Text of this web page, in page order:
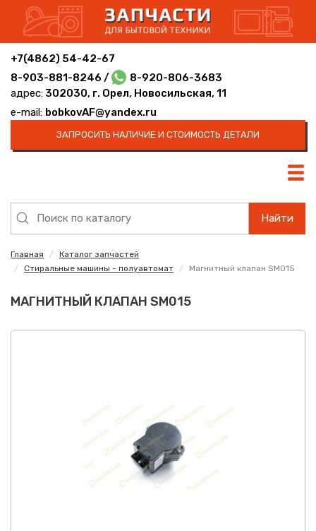
+7(4862) 54-42-67
8-903-881-8246 /
8-920-806-3683
адрес: 302030, г. Орел, Новосильская, 11
e-mail: bobkovAF@yandex.ru
ЗАПРОСИТЬ НАЛИЧИЕ И СТОИМОСТЬ ДЕТАЛИ
Найти
Главная
Каталог запчастей
Стиральные машины - полуавтомат
Магнитный клапан SM015
МАГНИТНЫЙ КЛАПАН SM015